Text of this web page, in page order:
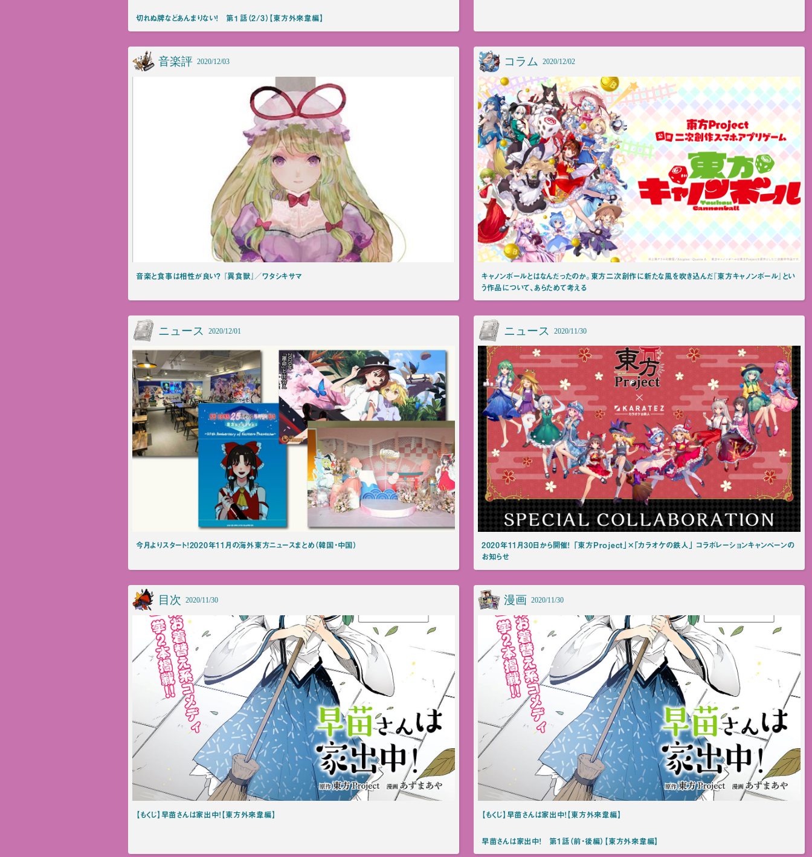
切れぬ牌などあんまりない！ 第１話（2/3）【東方外來韋編】
音楽評 2020/12/03
音楽と食事は相性が良い？ 『異食獣』／ワタシキサマ
コラム 2020/12/02
キャノンボールとはなんだったのか。東方二次創作に新たな風を吹き込んだ『東方キャノンボール』とい
う作品について、あらためて考える
ニュース 2020/12/01
今月よりスタート！2020年11月の海外東方ニュースまとめ（韓国・中国）
ニュース 2020/11/30
2020年11月30日から開催！ 「東方Project」×「カラオケの鉄人」 コラボレーションキャンペーンの
お知らせ
目次 2020/11/30
【もくじ】早苗さんは家出中！【東方外來韋編】
漫画 2020/11/30
【もくじ】早苗さんは家出中！【東方外來韋編】
早苗さんは家出中！ 第1話（前・後編）【東方外來韋編】